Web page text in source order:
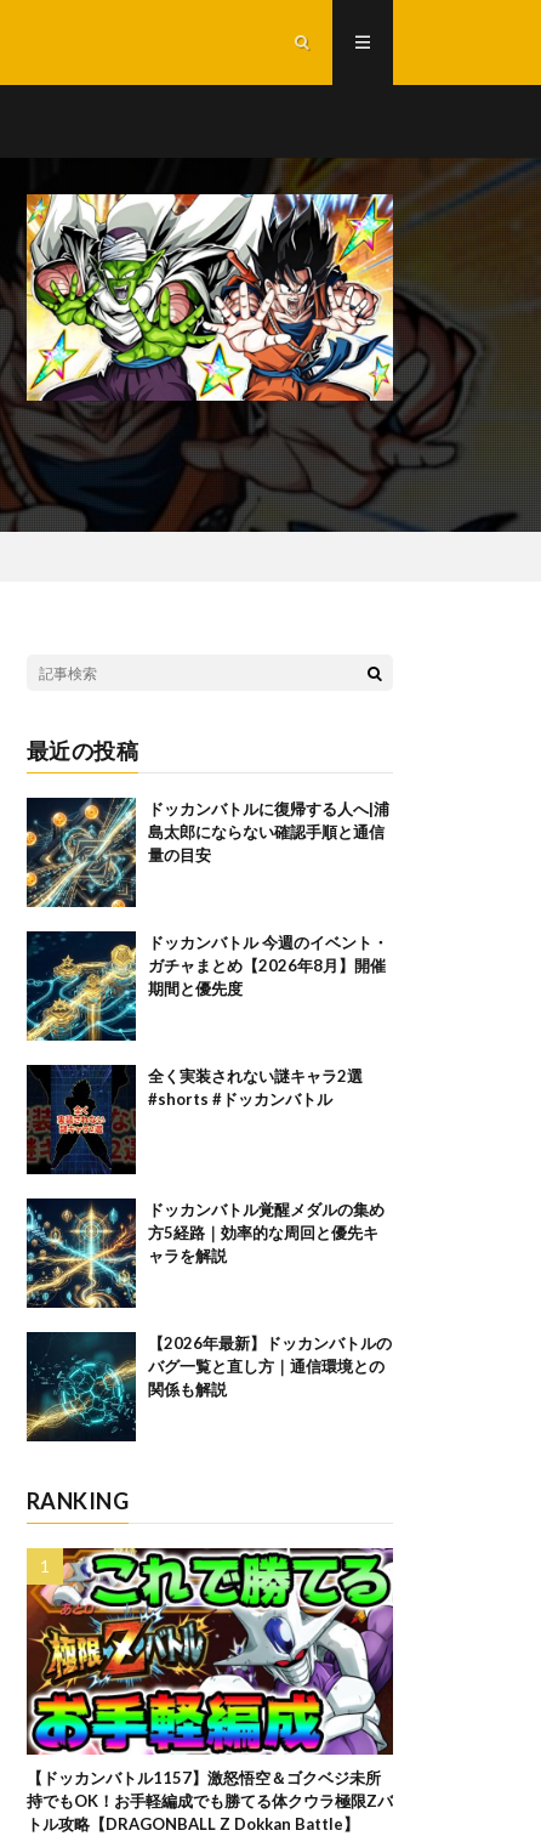
最近の投稿
ドッカンバトルに復帰する人へ|浦
島太郎にならない確認手順と通信
量の目安
ドッカンバトル 今週のイベント・
ガチャまとめ【2026年8月】開催
期間と優先度
全く実装されない謎キャラ2選
#shorts #ドッカンバトル
ドッカンバトル覚醒メダルの集め
方5経路｜効率的な周回と優先キ
ャラを解説
【2026年最新】ドッカンバトルの
バグ一覧と直し方｜通信環境との
関係も解説
RANKING
【ドッカンバトル1157】激怒悟空＆ゴクベジ未所
持でもOK！お手軽編成でも勝てる体クウラ極限Zバ
トル攻略【DRAGONBALL Z Dokkan Battle】